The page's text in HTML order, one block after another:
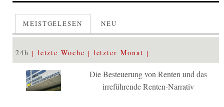
MEISTGELESEN NEU
24h letzte Woche letzter Monat
Die Besteuerung von Renten und das
irreführende Renten-Narrativ